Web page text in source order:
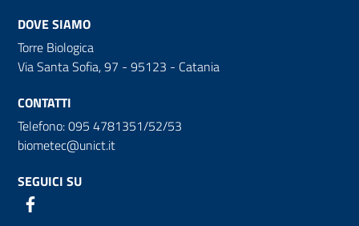
DOVE SIAMO
Torre Biologica
Via Santa Sofia, 97 - 95123 - Catania
CONTATTI
Telefono: 095 4781351/52/53
biometec@unict.it
SEGUICI SU